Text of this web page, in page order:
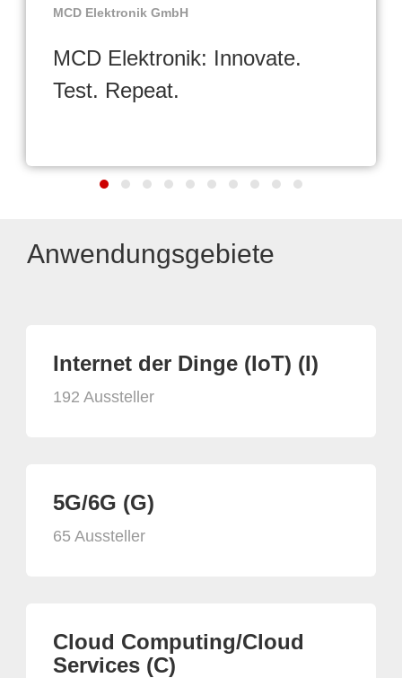
MCD Elektronik GmbH
MCD Elektronik: Innovate.
Test. Repeat.
Anwendungsgebiete
Internet der Dinge (IoT) (I)
192 Aussteller
5G/6G (G)
65 Aussteller
Cloud Computing/Cloud
Services (C)